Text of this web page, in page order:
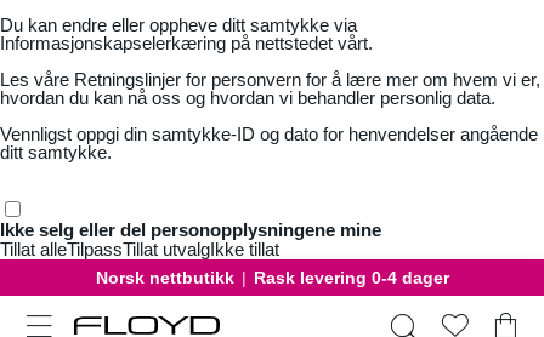
Du kan endre eller oppheve ditt samtykke via
Informasjonskapselerkæring på nettstedet vårt.
Les våre Retningslinjer for personvern for å lære mer om hvem vi er,
hvordan du kan nå oss og hvordan vi behandler personlig data.
Vennligst oppgi din samtykke-ID og dato for henvendelser angående
ditt samtykke.
Ikke selg eller del personopplysningene mine
Tillat alleTilpassTillat utvalgIkke tillat
Norsk nettbutikk | Rask levering 0-4 dager